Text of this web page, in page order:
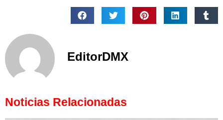
EditorDMX
Noticias Relacionadas